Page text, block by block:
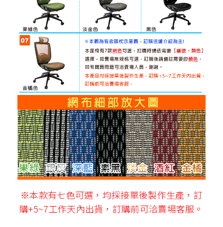
※本款有七色可選，均採接單後製作生產，訂
購+5~7工作天內出貨，訂購前可洽賣場客服。